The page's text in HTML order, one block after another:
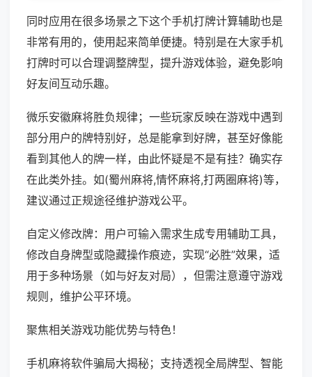
同时应用在很多场景之下这个手机打牌计算辅助也是
非常有用的，使用起来简单便捷。特别是在大家手机
打牌时可以合理调整牌型，提升游戏体验，避免影响
好友间互动乐趣。
微乐安徽麻将胜负规律；一些玩家反映在游戏中遇到
部分用户的牌特别好，总是能拿到好牌，甚至好像能
看到其他人的牌一样，由此怀疑是不是有挂？确实存
在此类外挂。如(蜀州麻将,情怀麻将,打两圈麻将)等，
建议通过正规途径维护游戏公平。
自定义修改牌：用户可输入需求生成专用辅助工具，
修改自身牌型或隐藏操作痕迹，实现“必胜”效果，适
用于多种场景（如与好友对局），但需注意遵守游戏
规则，维护公平环境。
聚焦相关游戏功能优势与特色！
手机麻将软件骗局大揭秘；支持透视全局牌型、智能